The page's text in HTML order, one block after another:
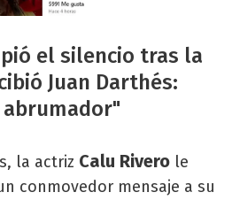
el silencio tras la
Juan Darthés:
la actriz Calu Rivero le
conmovedor mensaje a su